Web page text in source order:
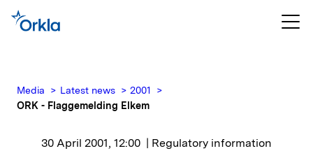
Media Latest news
2001
ORK - Flaggemelding Elkem
30 April 2001, 12:00 | Regulatory information